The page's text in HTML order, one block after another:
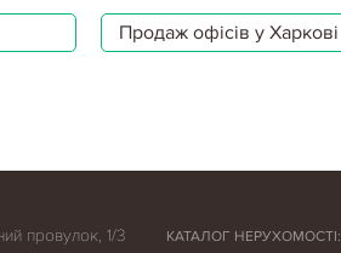
Продаж офісів у Харкові
провулок, 1/3 КАТАЛОГ НЕРУХОМОСТІ: